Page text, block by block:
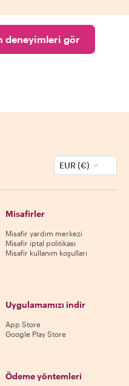
deneyimleri gör
EUR (€)
Misafirler
Misafir yardım merkezi
Misafir iptal politikası
Misafir kullanım koşulları
Uygulamamızı indir
App Store
Google Play Store
Ödeme yöntemleri